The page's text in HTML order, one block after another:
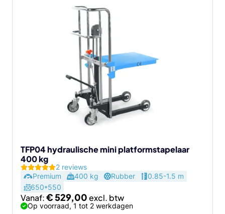
TFP04 hydraulische mini platformstapelaar
400 kg
2 reviews
Premium
400 kg Rubber
0.85-1.5 m
650*550
Vanaf:€529,00
Op voorraad, 1 tot 2 werkdagen
de
productpagina